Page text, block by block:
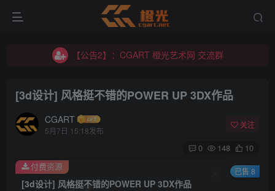
【公告2】：CGART 橙光艺术网 交流群
【公告2】：CGART 橙光艺术网 交流群
[3d设计] 风格挺不错的POWER UP 3DX作品
CGART
5月7日 15:18发布
关注
0 148 10
[3d设计] 风格挺不错的POWER UP 3DX作品
付费资源 已售 8
登录